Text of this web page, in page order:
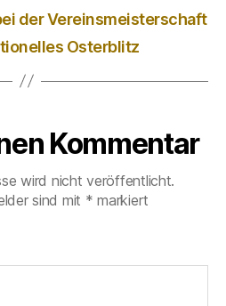
der Vereinsmeisterschaft
Osterblitz
Kommentar
wird nicht veröffentlicht.
sind mit * markiert